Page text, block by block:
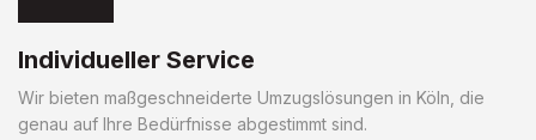
Individueller Service
Wir bieten maßgeschneiderte Umzugslösungen in Köln, die
genau auf Ihre Bedürfnisse abgestimmt sind.